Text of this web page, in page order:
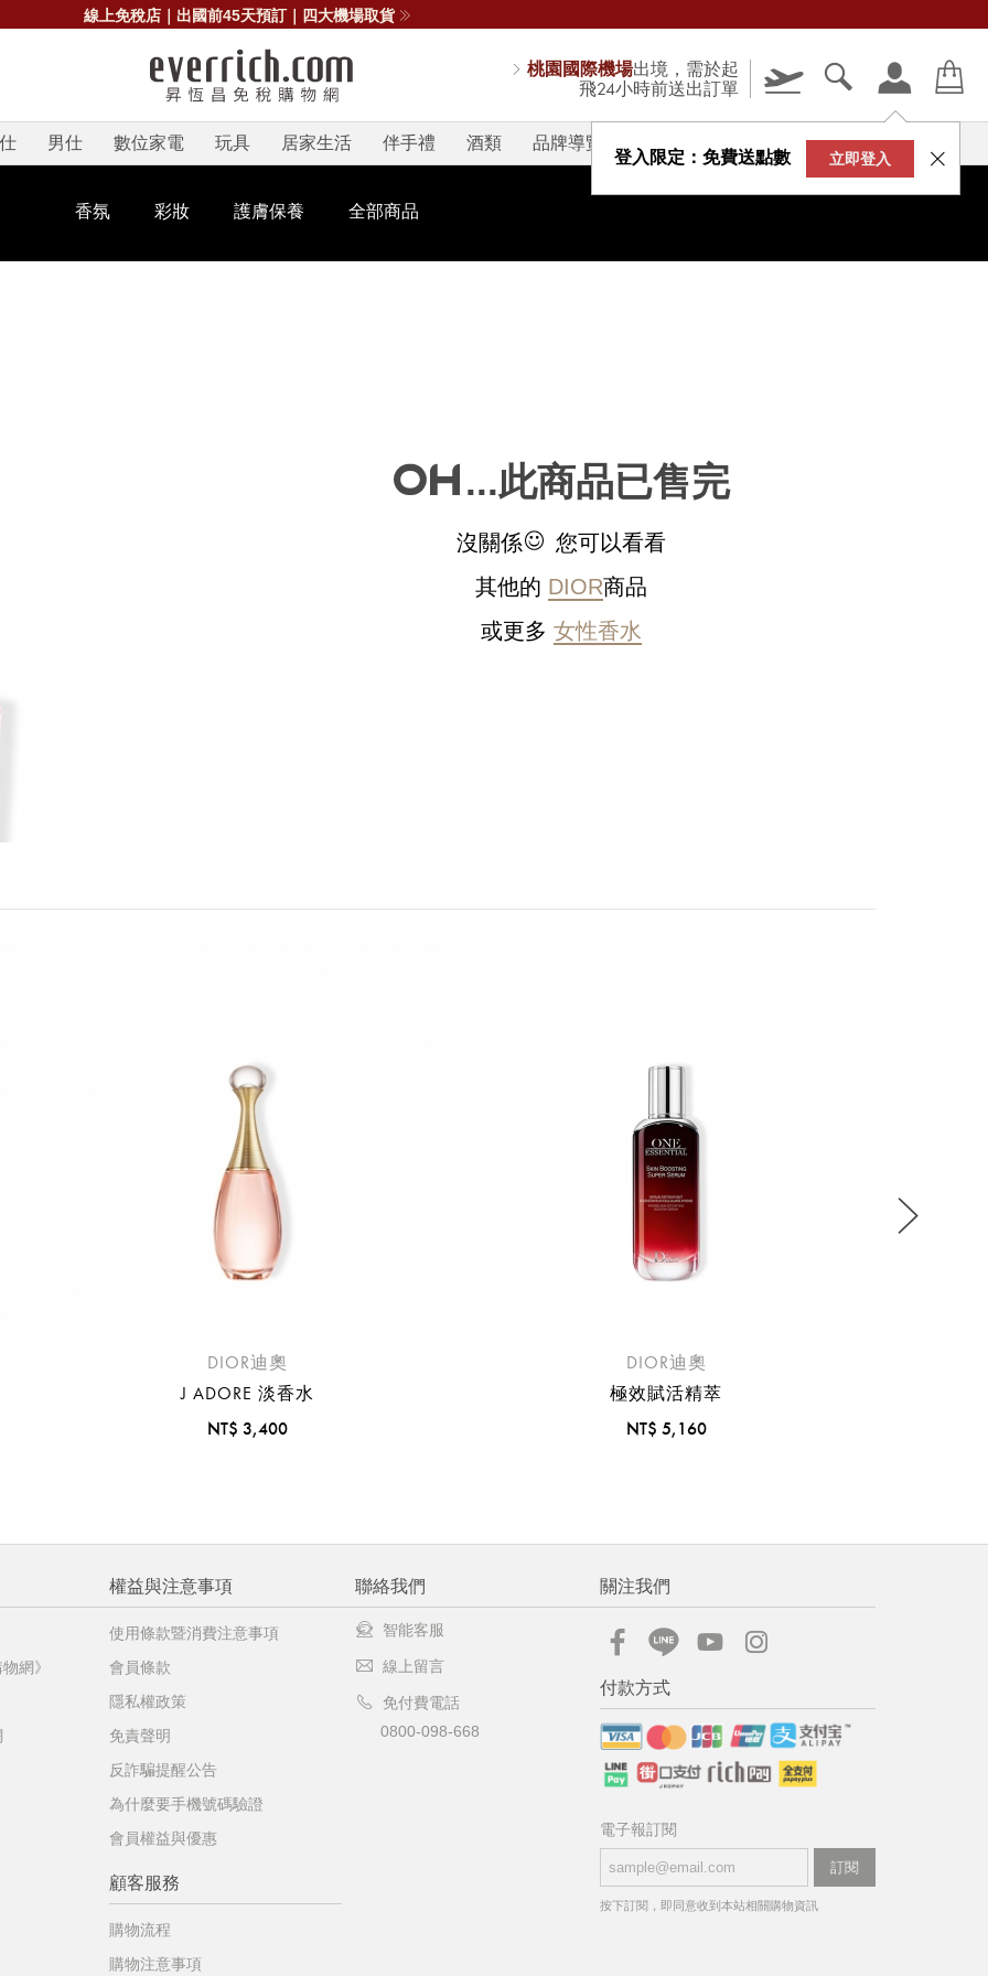
線上免稅店｜出國前45天預訂｜四大機場取貨
桃園國際機場出境，需於起
飛24小時前送出訂單
登入限定：免費送點數 立即登入
男仕 數位家電 玩具 居家生活 伴手禮 酒類 品牌導覽 V-STORY
香氛 彩妝 護膚保養 全部商品
國際線出境旅客使用
場的下單時間皆不相同，細節或訂購流程指引，請瀏覽
...此商品已售完
沒關係
您可以看看
其他的 DIOR商品
或更多 女性香水
DIOR迪奧
J ADORE 淡香水
NT$ 3,400
DIOR迪奧
極效賦活精萃
NT$ 5,160
網》
權益與注意事項
使用條款暨消費注意事項
會員條款
隱私權政策
免責聲明
反詐騙提醒公告
為什麼要手機號碼驗證
會員權益與優惠
顧客服務
購物流程
購物注意事項
聯絡我們
智能客服
線上留言
免付費電話
0800-098-668
關注我們
付款方式
電子報訂閱
訂閱
按下訂閱，即同意收到本站相關購物資訊